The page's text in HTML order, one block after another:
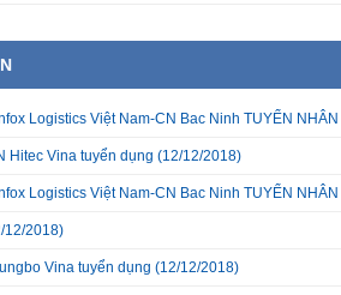
Logistics Việt Nam-CN Bac Ninh TUYỂN
Hitec Vina tuyển dụng (12/12/2018)
Logistics Việt Nam-CN Bac Ninh TUYỂN
12/2018)
Vina tuyển dụng (12/12/2018)